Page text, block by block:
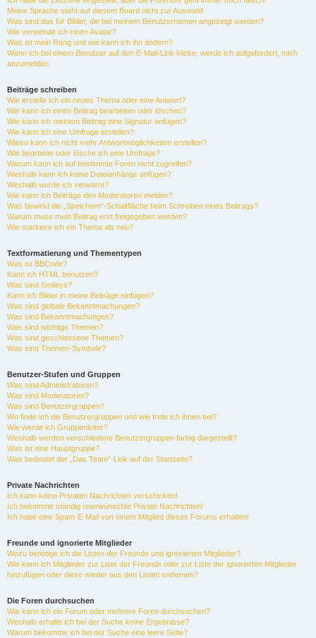
Meine Sprache steht auf diesem Board nicht zur Auswahl!
Was sind das für Bilder, die bei meinem Benutzernamen angezeigt werden?
Wie verwende ich einen Avatar?
Was ist mein Rang und wie kann ich ihn ändern?
Wenn ich bei einem Benutzer auf den E-Mail-Link klicke, werde ich aufgefordert, mich
anzumelden.
Beiträge schreiben
Wie erstelle ich ein neues Thema oder eine Antwort?
Wie kann ich einen Beitrag bearbeiten oder löschen?
Wie kann ich meinem Beitrag eine Signatur anfügen?
Wie kann ich eine Umfrage erstellen?
Wieso kann ich nicht mehr Antwortmöglichkeiten erstellen?
Wie bearbeite oder lösche ich eine Umfrage?
Warum kann ich auf bestimmte Foren nicht zugreifen?
Weshalb kann ich keine Dateianhänge anfügen?
Weshalb wurde ich verwarnt?
Wie kann ich Beiträge den Moderatoren melden?
Was bewirkt die „Speichern“-Schaltfläche beim Schreiben eines Beitrags?
Warum muss mein Beitrag erst freigegeben werden?
Wie markiere ich ein Thema als neu?
Textformatierung und Thementypen
Was ist BBCode?
Kann ich HTML benutzen?
Was sind Smileys?
Kann ich Bilder in meine Beiträge einfügen?
Was sind globale Bekanntmachungen?
Was sind Bekanntmachungen?
Was sind wichtige Themen?
Was sind geschlossene Themen?
Was sind Themen-Symbole?
Benutzer-Stufen und Gruppen
Was sind Administratoren?
Was sind Moderatoren?
Was sind Benutzergruppen?
Wo finde ich die Benutzergruppen und wie trete ich ihnen bei?
Wie werde ich Gruppenleiter?
Weshalb werden verschiedene Benutzergruppen farbig dargestellt?
Was ist eine Hauptgruppe?
Was bedeutet der „Das Team“-Link auf der Startseite?
Private Nachrichten
Ich kann keine Privaten Nachrichten verschicken!
Ich bekomme ständig unerwünschte Private Nachrichten!
Ich habe eine Spam-E-Mail von einem Mitglied dieses Forums erhalten!
Freunde und ignorierte Mitglieder
Wozu benötige ich die Listen der Freunde und ignorierten Mitglieder?
Wie kann ich Mitglieder zur Liste der Freunde oder zur Liste der ignorierten Mitglieder
hinzufügen oder diese wieder aus den Listen entfernen?
Die Foren durchsuchen
Wie kann ich ein Forum oder mehrere Foren durchsuchen?
Weshalb erhalte ich bei der Suche keine Ergebnisse?
Warum bekomme ich bei der Suche eine leere Seite?